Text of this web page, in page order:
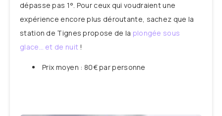
dépasse pas 1°. Pour ceux qui voudraient une
expérience encore plus déroutante, sachez que la
station de Tignes propose de la plongée sous
glace… et de nuit !
Prix moyen : 80€ par personne